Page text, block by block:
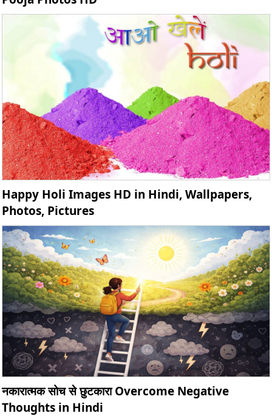
Happy Holi Images HD in Hindi, Wallpapers,
Photos, Pictures
नकारात्मक सोच से छुटकारा Overcome Negative
Thoughts in Hindi